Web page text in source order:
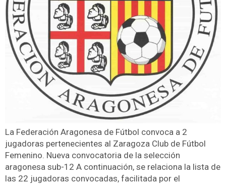
La Federación Aragonesa de Fútbol convoca a 2
jugadoras pertenecientes al Zaragoza Club de Fútbol
Femenino. Nueva convocatoria de la selección
aragonesa sub-12 A continuación, se relaciona la lista de
las 22 jugadoras convocadas, facilitada por el